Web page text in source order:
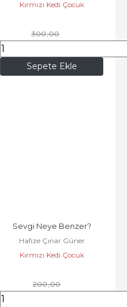
Sepete Ekle
Kırmızı Kedi Çocuk
300,00
258,00
Sevgi Neye Benzer?
Hafize Çınar Güner
Kırmızı Kedi Çocuk
200,00
172,00